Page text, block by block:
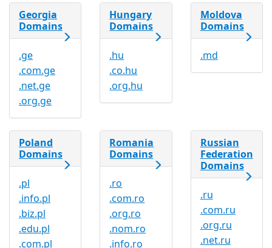
Georgia
Domains
.ge
.com.ge
.net.ge
.org.ge
Hungary
Domains
.hu
.co.hu
.org.hu
Moldova
Domains
.md
Poland
Domains
.pl
.info.pl
.biz.pl
.edu.pl
.com.pl
Romania
Domains
.ro
.com.ro
.org.ro
.nom.ro
.info.ro
Russian
Federation
Domains
.ru
.com.ru
.org.ru
.net.ru